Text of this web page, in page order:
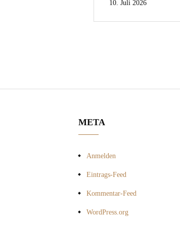
10. Juli 2026
META
Anmelden
Eintrags-Feed
Kommentar-Feed
WordPress.org